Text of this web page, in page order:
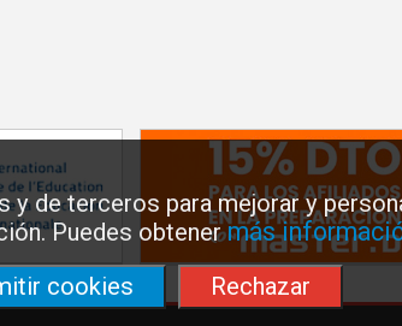
y de terceros para mejorar y
Puedes obtenermás
cookies Rechazar